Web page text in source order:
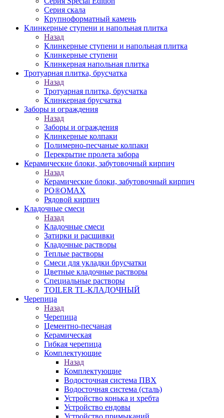
Серия скала
Крупноформатный камень
Клинкерные ступени и напольная плитка
Назад
Клинкерные ступени и напольная плитка
Клинкерные ступени
Клинкерная напольная плитка
Тротуарная плитка, брусчатка
Назад
Тротуарная плитка, брусчатка
Клинкерная брусчатка
Заборы и ограждения
Назад
Заборы и ограждения
Клинкерные колпаки
Полимерно-песчаные колпаки
Перекрытие пролета забора
Керамические блоки, забутовочный кирпич
Назад
Керамические блоки, забутовочный кирпич
PO®OMAX
Рядовой кирпич
Кладочные смеси
Назад
Кладочные смеси
Затирки и расшивки
Кладочные растворы
Теплые растворы
Смеси для укладки брусчатки
Цветные кладочные растворы
Специальные растворы
TOILER TL-КЛАДОЧНЫЙ
Черепица
Назад
Черепица
Цементно-песчаная
Керамическая
Гибкая черепица
Комплектующие
Назад
Комплектующие
Водосточная система ПВХ
Водосточная система (сталь)
Устройство конька и хребта
Устройство ендовы
Устройство примыканий